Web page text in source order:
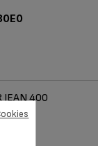
JEAN 400